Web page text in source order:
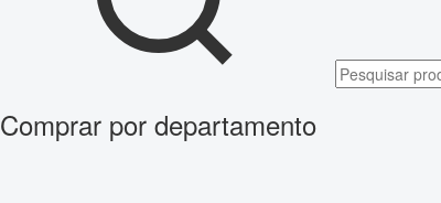
Comprar por departamento